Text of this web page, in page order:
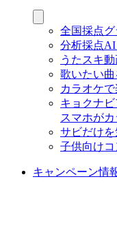
全国採点グ
分析採点AI
うたスキ
歌いたい曲
カラオケ
キョクナビ
スマホが
サビだけを
子供向けコ
キャンペーン情